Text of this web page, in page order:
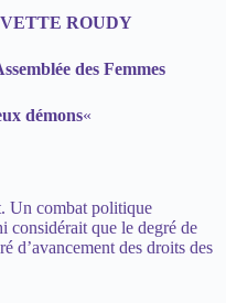
ROUDY
des Femmes
démons«
Un combat politique
considérait que le degré de
d’avancement des droits des